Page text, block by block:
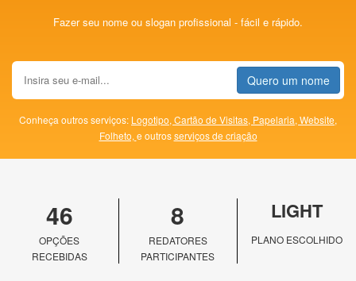
Fazer seu nome ou slogan profissional - fácil e rápido.
Quero um nome
Conheça outros serviços: Logotipo, Cartão de Visitas, Papelaria, Website,
Folheto, e outrosserviços de criação
46
OPÇÕES
RECEBIDAS
8
REDATORES
PARTICIPANTES
LIGHT
PLANO ESCOLHIDO